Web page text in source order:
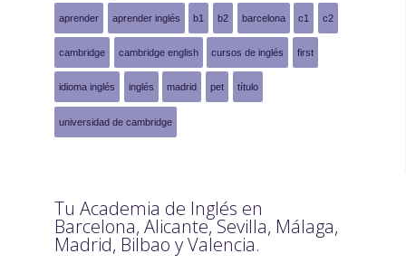
aprender aprender inglés b1 b2 barcelona c1 c2
cambridge cambridge english cursos de inglés first
idioma inglés inglés madrid pet título
universidad de cambridge
Tu Academia de Inglés en
Barcelona, Alicante, Sevilla, Málaga,
Madrid, Bilbao y Valencia.